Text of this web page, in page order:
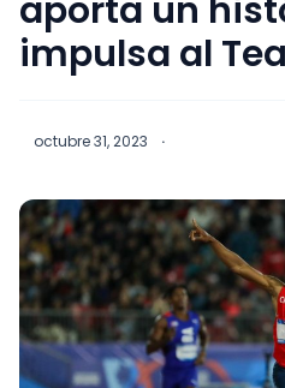
aporta un
impulsa al
octubre 31, 2023 ·